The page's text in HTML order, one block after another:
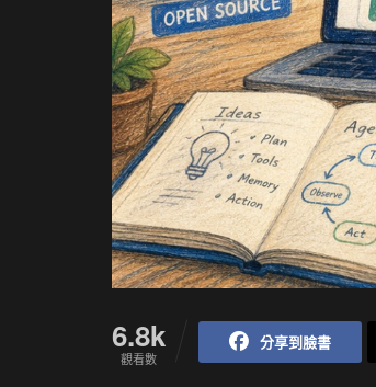
6.8k
觀看數
分享到臉書